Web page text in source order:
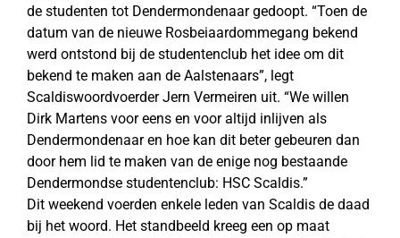
de studenten tot Dendermondenaar gedoopt. “Toen de
datum van de nieuwe Rosbeiaardommegang bekend
werd ontstond bij de studentenclub het idee om dit
bekend te maken aan de Aalstenaars”, legt
Scaldiswoordvoerder Jern Vermeiren uit. “We willen
Dirk Martens voor eens en voor altijd inlijven als
Dendermondenaar en hoe kan dit beter gebeuren dan
door hem lid te maken van de enige nog bestaande
Dendermondse studentenclub: HSC Scaldis.”
Dit weekend voerden enkele leden van Scaldis de daad
bij het woord. Het standbeeld kreeg een op maat